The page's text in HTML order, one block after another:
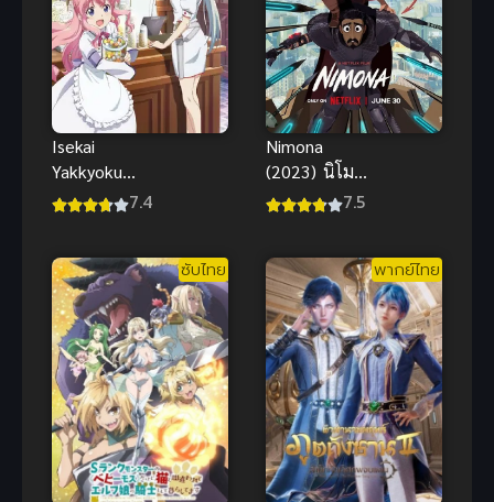
Isekai
Yakkyoku
เภสัชกรเทพ7.4
Nimona
(2023) นิโม
นา พากย์ไทย
คชั่นสุดป่วน
น่ารัก
7.5
ซับไทย พากย์ไทย